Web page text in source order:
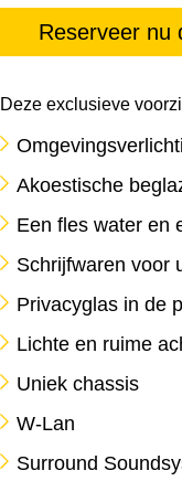
Reserveer nu
Deze exclusieve
Akoestische
Een fles water en
Schrijfwaren voor
Privacyglas in de
Lichte en ruime
Uniek chassis
W-Lan
Surround